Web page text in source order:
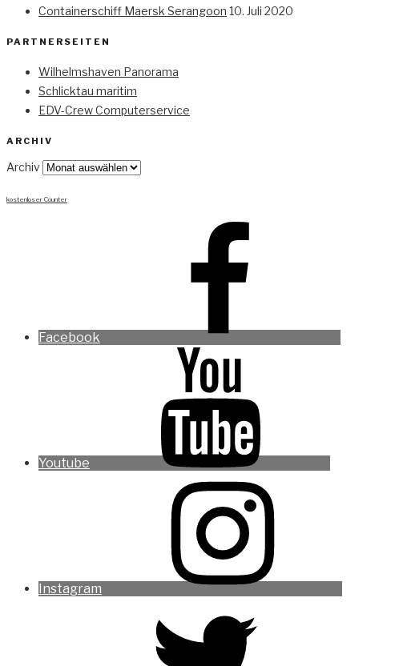
Containerschiff Maersk Serangoon 10. Juli 2020
PARTNERSEITEN
Wilhelmshaven Panorama
Schlicktau maritim
EDV-Crew Computerservice
ARCHIV
Archiv
kostenloser Counter
Facebook
Youtube
Instagram